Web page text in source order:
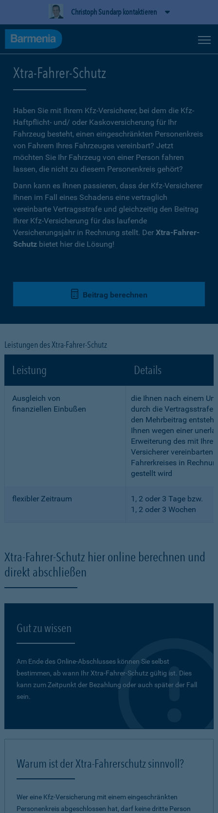
Christoph Sundarp kontaktieren
Xtra-Fahrer-Schutz
Haben Sie mit Ihrem Kfz-Versicherer, bei dem die Kfz-
Haftpflicht- und/ oder Kaskoversicherung für Ihr
Fahrzeug besteht, einen eingeschränkten Personenkreis
von Fahrern Ihres Fahrzeuges vereinbart? Jetzt
möchten Sie Ihr Fahrzeug von einer Person fahren
lassen, die nicht zu diesem Personenkreis gehört?
Dann kann es Ihnen passieren, dass der Kfz-Versicherer
Ihnen im Fall eines Schadens eine vertraglich
vereinbarte Vertragsstrafe und gleichzeitig den Beitrag
Ihrer Kfz-Versicherung für das laufende
Versicherungsjahr in Rechnung stellt. Der Xtra-Fahrer-
Schutz bietet hier die Lösung!
Beitrag berechnen
Leistungen des Xtra-Fahrer-Schutz
Leistung Details
Ausgleich von
finanziellen Einbußen
die Ihnen nach einem
durch die Vertragsstrafe
den Mehrbeitrag
Ihnen wegen einer
Erweiterung des mit
Versicherer vereinbarten
Fahrerkreises in
gestellt wird
flexibler Zeitraum
1, 2 oder 3 Tage bzw.
1, 2 oder 3 Wochen
Xtra-Fahrer-Schutz hier online berechnen und
direkt abschließen
Gut zu wissen
Am Ende des Online-Abschlusses können Sie selbst
bestimmen, ab wann Ihr Xtra-Fahrer-Schutz gültig ist. Dies
kann zum Zeitpunkt der Bezahlung oder auch später der Fall
sein.
Warum ist der Xtra-Fahrerschutz sinnvoll?
Wer eine Kfz-Versicherung mit einem eingeschränkten
Personenkreis abgeschlossen hat, darf keine dritte Person